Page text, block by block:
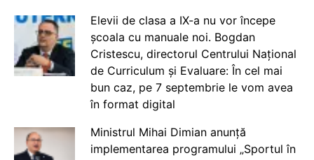
Elevii de clasa a IX-a nu vor începe
școala cu manuale noi. Bogdan
Cristescu, directorul Centrului Național
de Curriculum și Evaluare: În cel mai
bun caz, pe 7 septembrie le vom avea
în format digital
Ministrul Mihai Dimian anunță
implementarea programului „Sportul în